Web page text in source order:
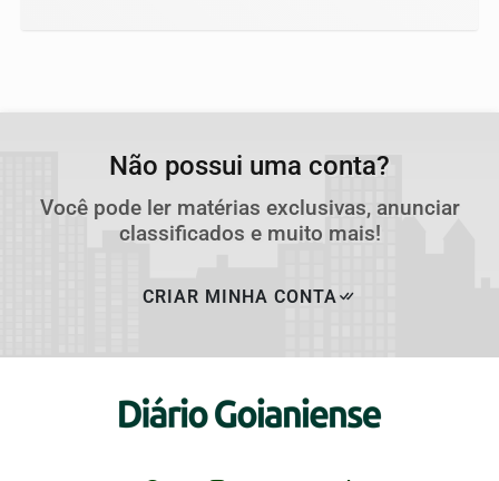
Não possui uma conta?
Você pode ler matérias exclusivas, anunciar
classificados e muito mais!
CRIAR MINHA CONTA